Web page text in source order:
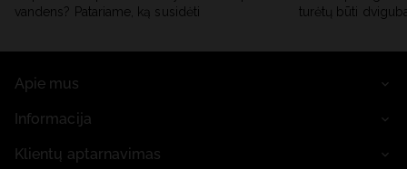
vandens? Patariame, ką susidėti
turėtų būti
Apie mus
Informacija
Klientų aptarnavimas